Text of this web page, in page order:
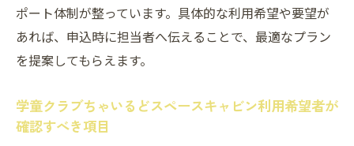
ポート体制が整っています。具体的な利用希望や要望が
あれば、申込時に担当者へ伝えることで、最適なプラン
を提案してもらえます。
学童クラブちゃいるどスペースキャビン利用希望者が
確認すべき項目